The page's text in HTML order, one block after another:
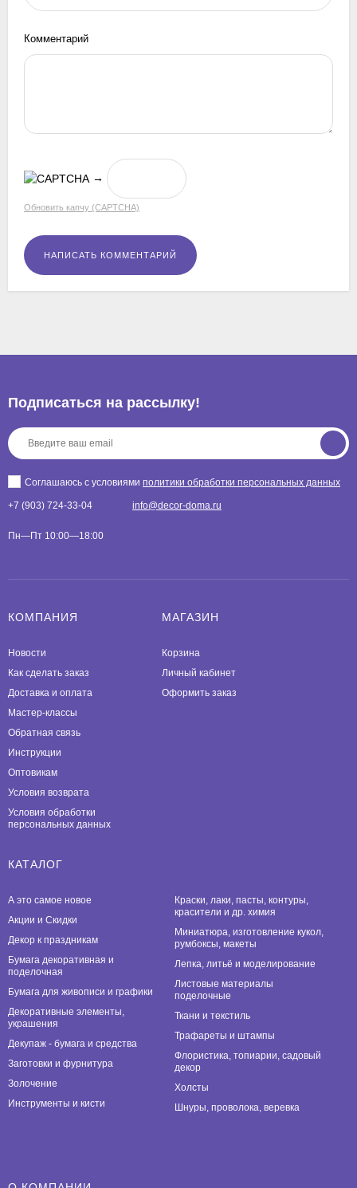
Комментарий
→
Обновить капчу (CAPTCHA)
Подписаться на рассылкy!
Соглашаюсь с условиями политики обработки персональных данных
+7 (903) 724-33-04 info@decor-doma.ru
Пн—Пт 10:00—18:00
КОМПАНИЯ
Новости
Как сделать заказ
Доставка и оплата
Мастер-классы
Обратная связь
Инструкции
Оптовикам
Условия возврата
Условия обработки
персональных данных
МАГАЗИН
Корзина
Личный кабинет
Оформить заказ
КАТАЛОГ
А это самое новое
Акции и Скидки
Декор к праздникам
Бумага декоративная и
поделочная
Бумага для живописи и графики
Декоративные элементы,
украшения
Декупаж - бумага и средства
Заготовки и фурнитура
Золочение
Инструменты и кисти
Краски, лаки, пасты, контуры,
красители и др. химия
Миниатюра, изготовление кукол,
румбоксы, макеты
Лепка, литьё и моделирование
Листовые материалы
поделочные
Ткани и текстиль
Трафареты и штампы
Флористика, топиарии, садовый
декор
Холсты
Шнуры, проволока, веревка